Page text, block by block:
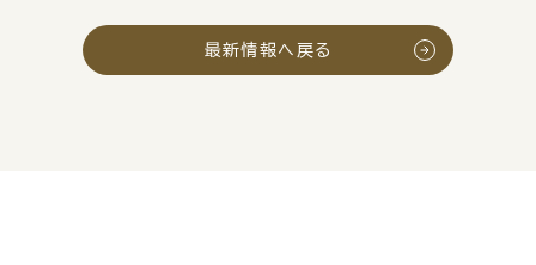
最新情報へ戻る